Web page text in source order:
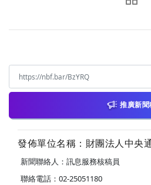
推廣新聞
發佈單位名稱：財團法人中央
新聞聯絡人：訊息服務核稿員
聯絡電話：02-25051180